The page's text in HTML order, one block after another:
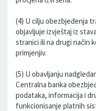
(4) U cilju obezbjeđenja
objavljuje izvještaj iz
stranici ili na drugi način
primjenjiv.
(5) U obavljanju
Centralna banka
podataka, informacija i
funkcionisanje platnih